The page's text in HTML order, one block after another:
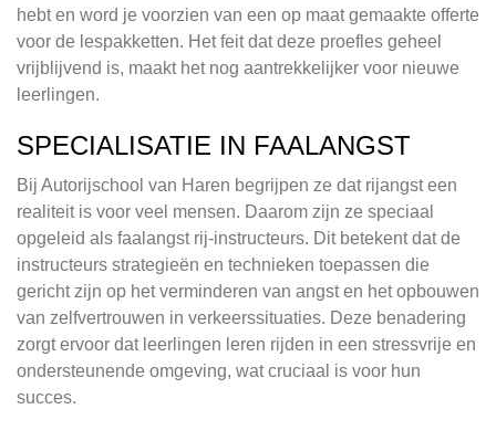
hebt en word je voorzien van een op maat gemaakte offerte
voor de lespakketten. Het feit dat deze proefles geheel
vrijblijvend is, maakt het nog aantrekkelijker voor nieuwe
leerlingen.
SPECIALISATIE IN FAALANGST
Bij Autorijschool van Haren begrijpen ze dat rijangst een
realiteit is voor veel mensen. Daarom zijn ze speciaal
opgeleid als faalangst rij-instructeurs. Dit betekent dat de
instructeurs strategieën en technieken toepassen die
gericht zijn op het verminderen van angst en het opbouwen
van zelfvertrouwen in verkeerssituaties. Deze benadering
zorgt ervoor dat leerlingen leren rijden in een stressvrije en
ondersteunende omgeving, wat cruciaal is voor hun
succes.